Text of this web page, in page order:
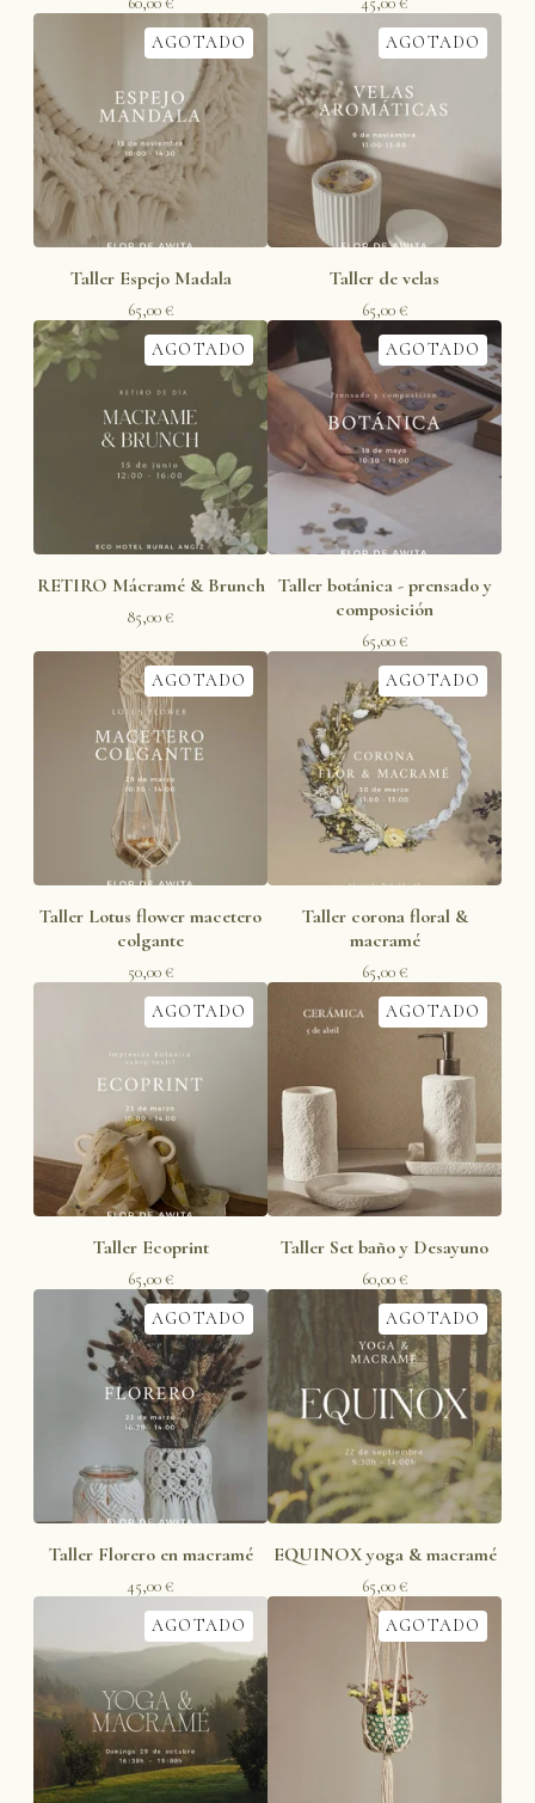
AGOTADO
Taller Espejo Madala
65,00€
AGOTADO
Taller de velas
65,00€
AGOTADO
RETIRO Mácramé & Brunch
85,00€
AGOTADO
Taller botánica - prensado y
composición
65,00€
AGOTADO
Taller Lotus flower macetero
colgante
50,00€
AGOTADO
Taller corona floral &
macramé
65,00€
AGOTADO
Taller Ecoprint
65,00€
AGOTADO
Taller Set baño y Desayuno
60,00€
AGOTADO
Taller Florero en macramé
45,00€
AGOTADO
EQUINOX yoga & macramé
65,00€
AGOTADO
AGOTADO